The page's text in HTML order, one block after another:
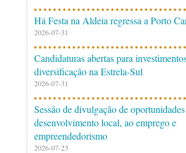
Há Festa na Aldeia regressa a Porto
2026-07-31
Candidaturas abertas para
diversificação na Estrela-Sul
2026-07-31
Sessão de divulgação de
desenvolvimento local, ao emprego e
empreendedorismo
2026-07-23